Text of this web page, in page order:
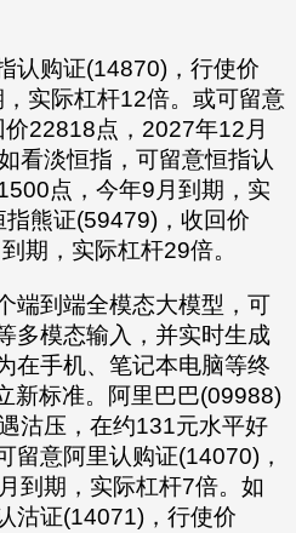
认购证(14870)，行使价
实际杠杆12倍。或可留意
22818点，2027年12月
看淡恒指，可留意恒指认
点，今年9月到期，实
熊证(59479)，收回价
期，实际杠杆29倍。
端到端全模态大模型，可
多模态输入，并实时生成
在手机、笔记本电脑等终
新标准。阿里巴巴(09988)
沽压，在约131元水平好
留意阿里认购证(14070)，
到期，实际杠杆7倍。如
沽证(14071)，行使价